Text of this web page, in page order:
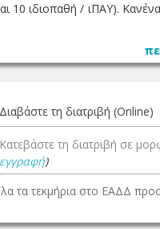
ιδιοπαθή / ιΠΑΥ).
Διαβάστε τη διατριβή (Online)
Κατεβάστε τη διατριβή σε
εγγραφή)
τα τεκμήρια στο ΕΑΔΔ